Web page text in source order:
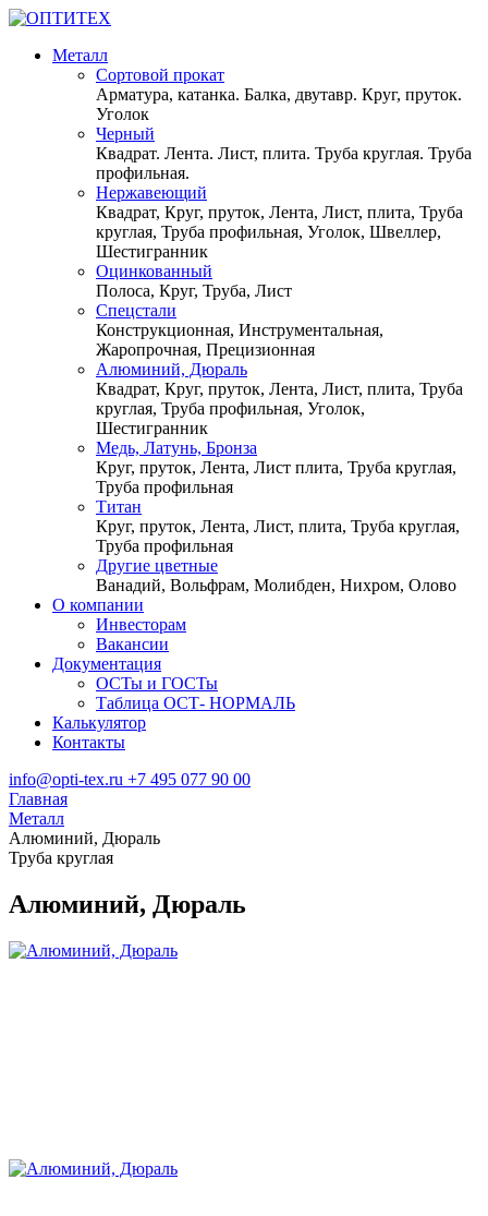
Металл
Сортовой прокат
Арматура, катанка. Балка, двутавр. Круг, пруток.
Уголок
Черный
Квадрат. Лента. Лист, плита. Труба круглая. Труба
профильная.
Нержавеющий
Квадрат, Круг, пруток, Лента, Лист, плита, Труба
круглая, Труба профильная, Уголок, Швеллер,
Шестигранник
Оцинкованный
Полоса, Круг, Труба, Лист
Спецстали
Конструкционная, Инструментальная,
Жаропрочная, Прецизионная
Алюминий, Дюраль
Квадрат, Круг, пруток, Лента, Лист, плита, Труба
круглая, Труба профильная, Уголок,
Шестигранник
Медь, Латунь, Бронза
Круг, пруток, Лента, Лист плита, Труба круглая,
Труба профильная
Титан
Круг, пруток, Лента, Лист, плита, Труба круглая,
Труба профильная
Другие цветные
Ванадий, Вольфрам, Молибден, Нихром, Олово
О компании
Инвесторам
Вакансии
Документация
ОСТы и ГОСТы
Таблица ОСТ- НОРМАЛЬ
Калькулятор
Контакты
info@opti-tex.ru +7 495 077 90 00
Главная
Металл
Алюминий, Дюраль
Труба круглая
Алюминий, Дюраль